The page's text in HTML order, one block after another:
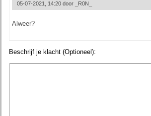
05-07-2021, 14:20 door _R0N_
Alweer?
Beschrijf je klacht (Optioneel):